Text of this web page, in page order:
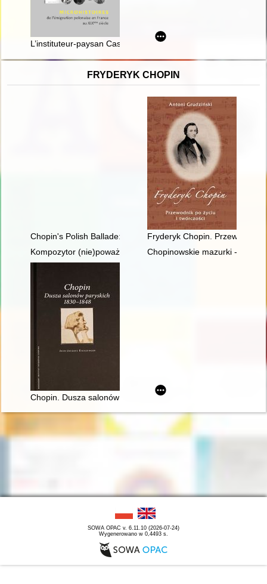
L’instituteur-paysan Casimir Deczynski (1800-1838) : le
FRYDERYK CHOPIN
Chopin's Polish Ballade: Op. 38 as Narrative of National
Fryderyk Chopin. Przewodnik
Kompozytor (nie)poważny. Poczucie humoru Fryderyka
Chopinowskie mazurki - czyli
Chopin. Dusza salonów paryskich 1830-1848
SOWA OPAC v. 6.11.10 (2026-07-24)
Wygenerowano w 0,4493 s.